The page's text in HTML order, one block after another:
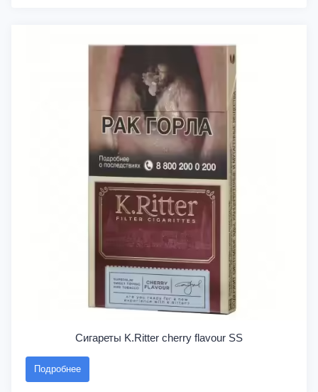
Сигареты K.Ritter cherry flavour SS
Подробнее